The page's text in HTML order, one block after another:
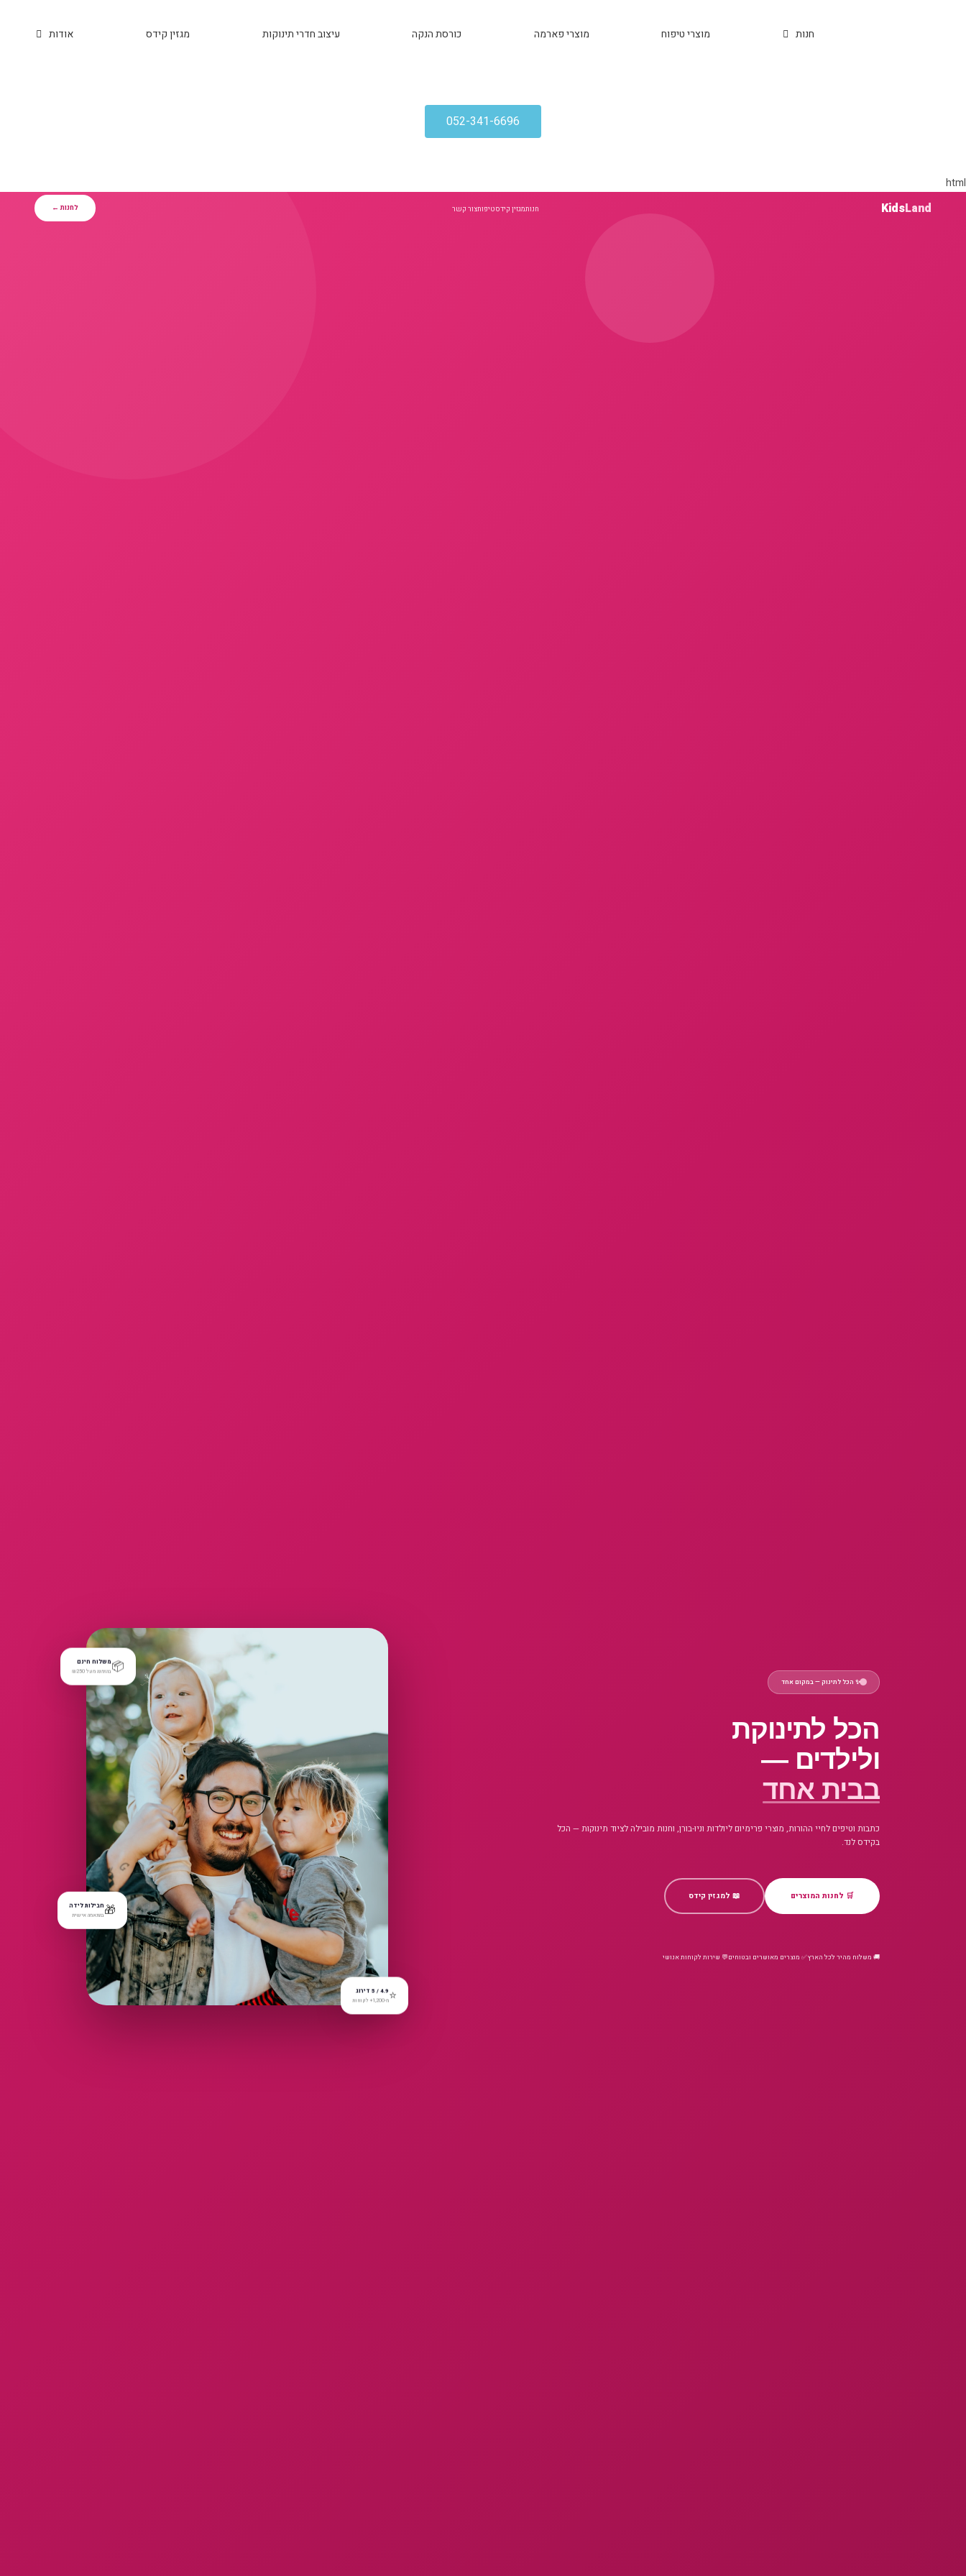
חנות מוצרי טיפוח מוצרי פארמה כורסת הנקה עיצוב חדרי תינוקות מגזין קידס אודות
052-341-6696
html
KidsLand חנותמגזין קידסטיפוחצור קשר לחנות ←
✨ הכל לתינוק — במקום אחד
הכל לתינוקת
ולילדים —
בבית אחד
כתבות וטיפים לחיי ההורות, מוצרי פרימיום ליולדות וניו-בורן, וחנות מובילה לציוד תינוקות — הכל
בקידס לנד.
🛒 לחנות המוצרים 📖 למגזין קידס
🚚 משלוח מהיר לכל הארץ✅ מוצרים מאושרים ובטוחים💬 שירות לקוחות אנושי
⭐ 4.9 / 5 דירוג
מ-1,200+ לקוחות
📦בהזמנה מעל ₪250
🎁חבילות לידה
בהתאמה אישית